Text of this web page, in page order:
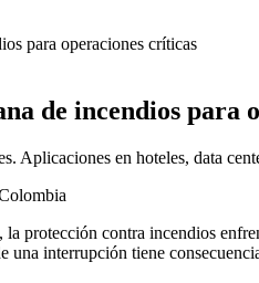
para operaciones críticas
de incendios para
Aplicaciones en hoteles, data
protección contra incendios
interrupción tiene